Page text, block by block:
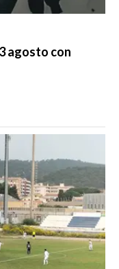
agosto con